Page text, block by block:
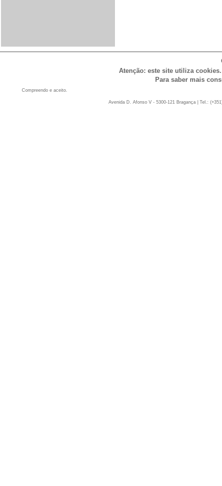
Atenção: este site utiliza
Para saber mais
Compreendo e aceito.
Avenida D. Afonso V - 5300-121 Bragança | Tel.: